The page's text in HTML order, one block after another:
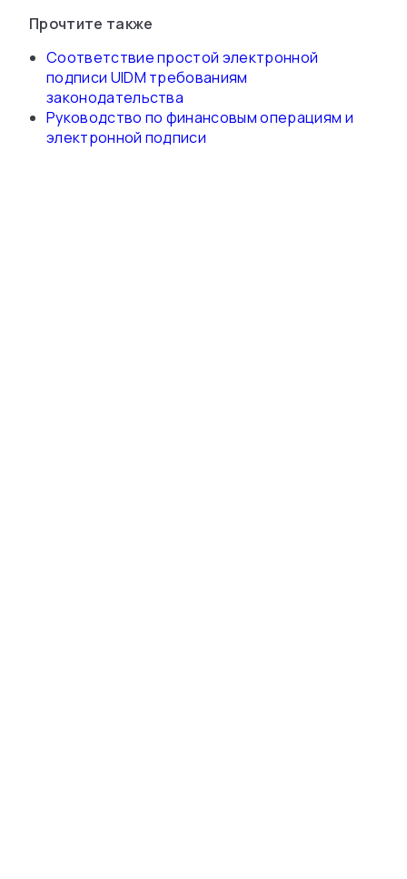
Прочтите также
Соответствие простой электронной
подписи UIDM требованиям
законодательства
Руководство по финансовым операциям и
электронной подписи